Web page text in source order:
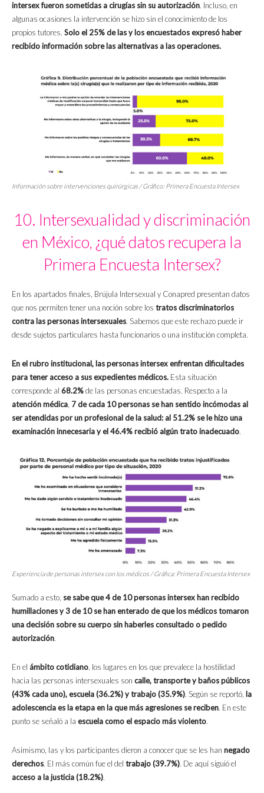
intersex fueron sometidas a cirugías sin su autorización. Incluso, en
algunas ocasiones la intervención se hizo sin el conocimiento de los
propios tutores. Solo el 25% de las y los encuestados expresó haber
recibido información sobre las alternativas a las operaciones.
Información sobre intervenciones quirúrgicas / Gráfico: Primera Encuesta Intersex
10. Intersexualidad y discriminación
en México, ¿qué datos recupera la
Primera Encuesta Intersex?
En los apartados finales, Brújula Intersexual y Conapred presentan datos
que nos permiten tener una noción sobre los tratos discriminatorios
contra las personas intersexuales. Sabemos que este rechazo puede ir
desde sujetos particulares hasta funcionarios o una institución completa.
En el rubro institucional, las personas intersex enfrentan dificultades
para tener acceso a sus expedientes médicos. Esta situación
corresponde al 68.2%de las personas encuestadas. Respecto a la
atención médica 7 de cada 10 personas se han sentido incómodas al
ser atendidas por un profesional de la salud: al 51.2% se le hizo una
examinación innecesaria y el 46.4% recibió algún trato inadecuado.
Experiencia de personas intersex con los médicos / Gráfica: Primera Encuesta Intersex
Sumado a esto, se sabe que 4 de 10 personas intersex han recibido
humillaciones y 3 de 10 se han enterado de que los médicos tomaron
una decisión sobre su cuerpo sin haberles consultado o pedido
autorización.
En el ámbito cotidiano , los lugares en los que prevalece la hostilidad
hacia las personas intersexuales son calle, transporte y baños públicos
(43% cada uno), escuela (36.2%) y trabajo (35.9%). Según se reportó, la
adolescencia es la etapa en la que más agresiones se reciben. En este
punto se señaló a la escuela como el espacio más violento.
Asimismo, las y los participantes dieron a conocer que se les han negado
derechos. El más común fue el del trabajo (39.7%). De aquí siguió el
acceso a la justicia (18.2%).